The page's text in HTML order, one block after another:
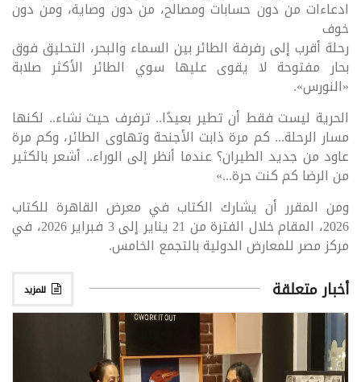
ادعاءات من دون حسابات ومصالح، من دون وصاية، ومن دون
خوف
رحلة أقرب إلى رفرفة الطائر بين السماء والبحر، التحليق فوق
بحار مفتوحة لا يقوى عليها سوي الطائر الأكثر صلابة
«النورس».
الحرية ليست فقط أن تطير بعيدًا.. ترفرف حيث نشاء.. لكنها
مسار الرحلة... كم مرة ذابت الأجنحة وتهاوى الطائر، وكم مرة
عاود من جديد الطيران؟ عندما أنظر إلى الوراء.. أشعر بالكثير
من الرضا كم كنت حرة...»
ومن المقرر أن يشارك الكتاب في معرض القاهرة للكتاب
2026، المقام خلال الفترة من 21 يناير إلى 3 فبراير 2026، في
مركز مصر للمعارض الدولية بالتجمع الخامس.
للمزيد أخبار متعلقة